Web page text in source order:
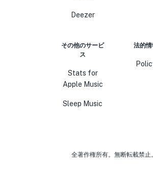
Deezer
その他のサービ
ス
Stats for
Apple Music
Sleep Music
法的情
全著作権所有。無断転載禁止。